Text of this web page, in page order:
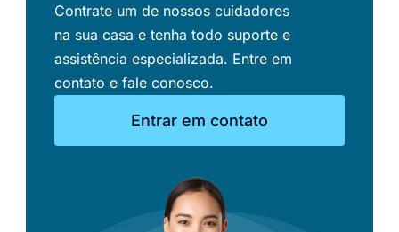
Contrate um de nossos cuidadores
na sua casa e tenha todo suporte e
assistência especializada. Entre em
contato e fale conosco.
Entrar em contato